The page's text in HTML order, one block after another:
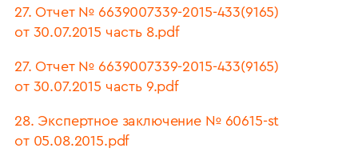
27. Отчет № 6639007339-2015-433(9165)
от 30.07.2015 часть 8.pdf
27. Отчет № 6639007339-2015-433(9165)
от 30.07.2015 часть 9.pdf
28. Экспертное заключение № 60615-st
от 05.08.2015.pdf